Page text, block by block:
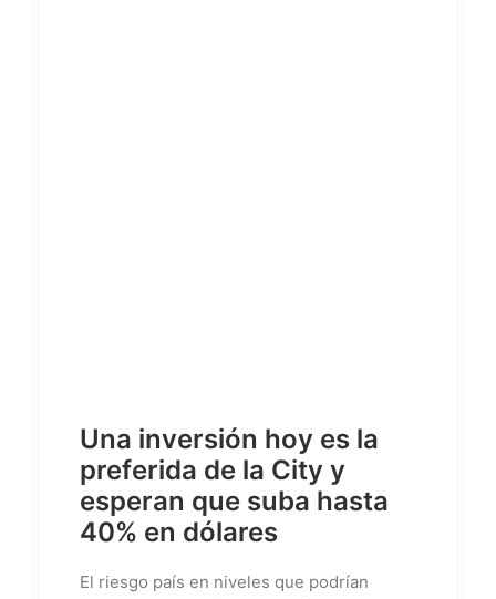
Una inversión hoy es la
preferida de la City y
esperan que suba hasta
40% en dólares
El riesgo país en niveles que podrían